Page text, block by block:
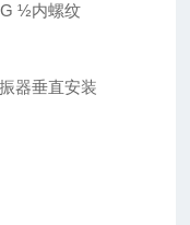
G ½内螺纹
器垂直安装